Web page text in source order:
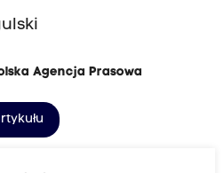
Agencja Prasowa